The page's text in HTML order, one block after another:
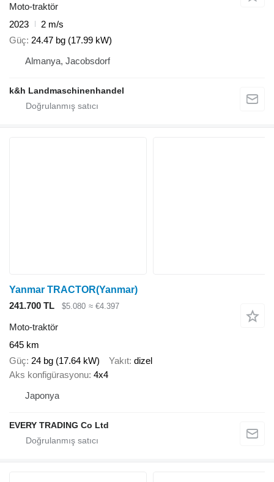
Moto-traktör
2023
2 m/s
Güç 24.47 bg (17.99 kW)
Almanya, Jacobsdorf
k&h Landmaschinenhandel
Yanmar TRACTOR(Yanmar)
241.700 TL
$5.080 ≈ €4.397
Moto-traktör
645 km
Güç 24 bg (17.64 kW) Yakıt dizel
Aks konfigürasyonu 4x4
Japonya
EVERY TRADING Co Ltd